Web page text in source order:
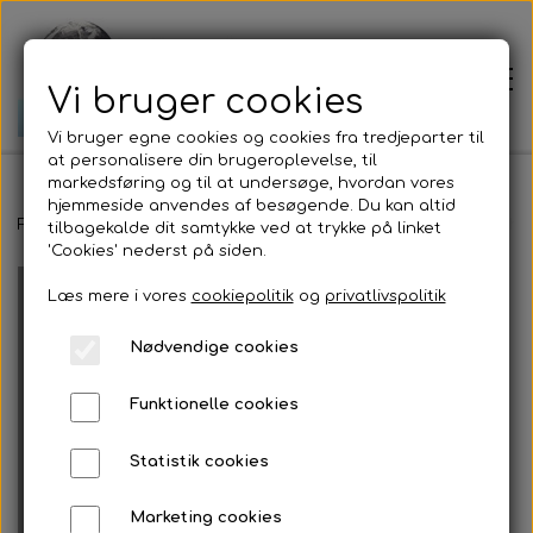
Forside
Prisliste
Jordens bevægelser
Forside Earthingprodukter Lille earthingmåtte - uden
Vi bruger cookies
Vi bruger egne cookies og cookies fra tredjeparter til
at personalisere din brugeroplevelse, til
markedsføring og til at undersøge, hvordan vores
hjemmeside anvendes af besøgende. Du kan altid
tilbagekalde dit samtykke ved at trykke på linket
'Cookies' nederst på siden.
Læs mere i vores cookiepolitikog privatlivspolitik
Nødvendige cookies
Funktionelle cookies
Statistik cookies
Marketing cookies